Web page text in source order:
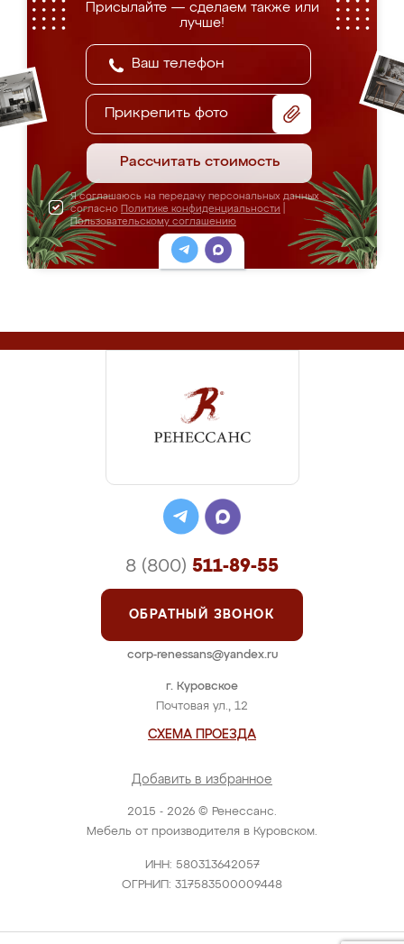
Присылайте — сделаем также или
лучше!
Прикрепить фото
Рассчитать стоимость
Я соглашаюсь на передачу персональных данных
согласно Политике конфиденциальности
Пользовательскому соглашению
2015 - 2026 © Ренессанс.
Мебель от производителя в Куровском.
ИНН: 580313642057
ОГРНИП: 317583500009448
г. Куровское
Почтовая ул., 12
СХЕМА ПРОЕЗДА
Добавить в избранное
8 (800) 511-89-55
ОБРАТНЫЙ ЗВОНОК
corp-renessans@yandex.ru